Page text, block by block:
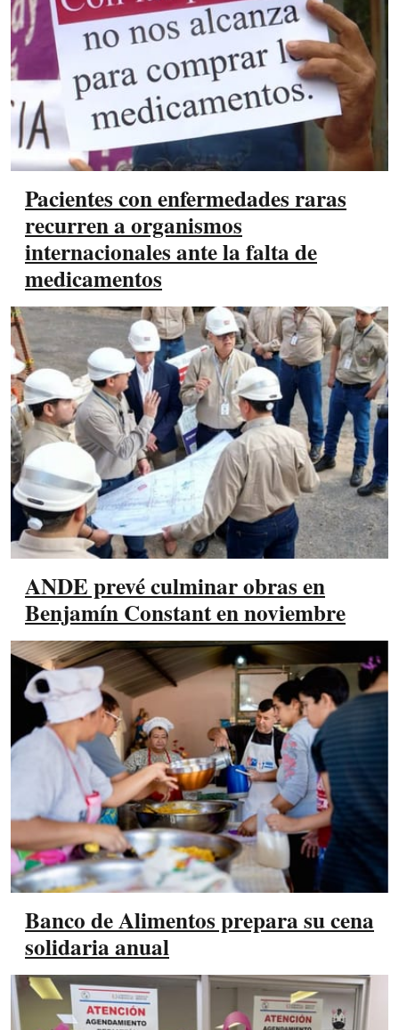
Pacientes con enfermedades raras
recurren a organismos
internacionales ante la falta de
medicamentos
ANDE prevé culminar obras en
Benjamín Constant en noviembre
Banco de Alimentos prepara su cena
solidaria anual